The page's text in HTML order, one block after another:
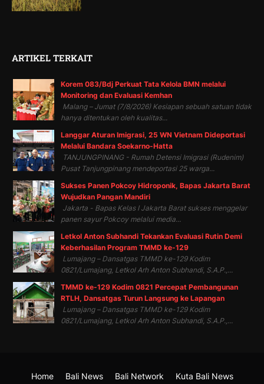
ARTIKEL TERKAIT
Korem 083/Bdj Perkuat Tata Kelola BMN melalui
Monitoring dan Evaluasi Kemhan
Malang – Jumat (7/8/2026) Kesiapan sebuah satuan tidak
hanya ditentukan oleh kualitas...
Langgar Aturan Imigrasi, 25 WN Vietnam Dideportasi
Melalui Bandara Soekarno-Hatta
TANJUNGPINANG - Rumah Detensi Imigrasi (Rudenim)
Pusat Tanjungpinang mendeportasi 25 warga...
Sukses Panen Pokcoy Hidroponik, Bapas Jakarta Barat
Wujudkan Pangan Mandiri
Jakarta - Bapas Kelas I Jakarta Barat sukses menggelar
panen sayur Pokcoy melalui media...
Letkol Anton Subhandi Tekankan Evaluasi Rutin Demi
Keberhasilan Program TMMD ke-129
Lumajang – Dansatgas TMMD ke-129 Kodim
0821/Lumajang, Letkol Arh Anton Subhandi, S.A.P.,...
TMMD ke-129 Kodim 0821 Percepat Pembangunan
RTLH, Dansatgas Turun Langsung ke Lapangan
Lumajang – Dansatgas TMMD ke-129 Kodim
0821/Lumajang, Letkol Arh Anton Subhandi, S.A.P.,...
Home Bali News Bali Network Kuta Bali News